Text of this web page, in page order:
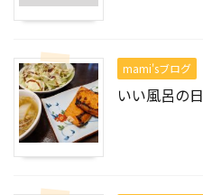
mami'sブログ
いい風呂の日